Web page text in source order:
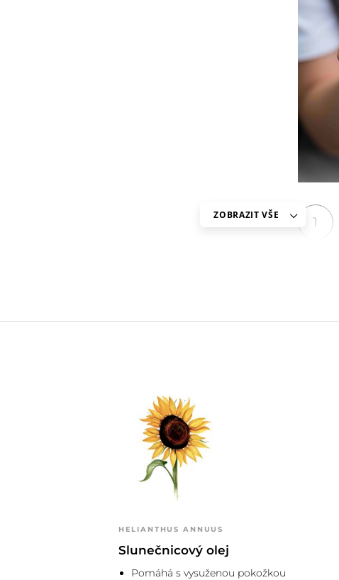
1
do teplé vany) a odpočívejte přibližně
ZOBRAZIT VŠE
HELIANTHUS ANNUUS
Slunečnicový olej
Pomáhá s vysuženou pokožkou